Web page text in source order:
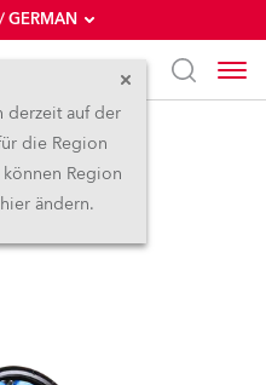
GERMAN
derzeit auf der
die Region
Region
ändern.
350™